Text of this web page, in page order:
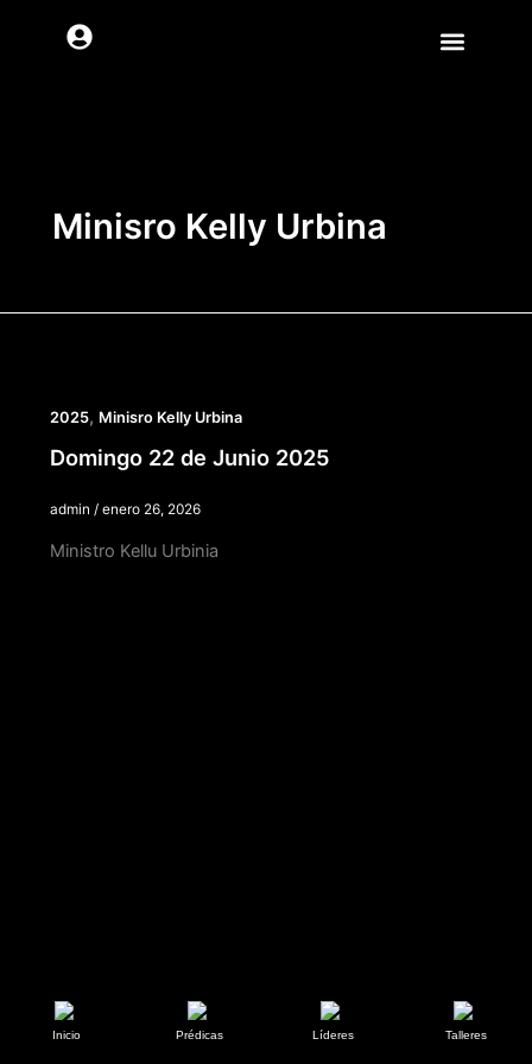
Minisro Kelly Urbina
2025, Minisro Kelly Urbina
Domingo 22 de Junio 2025
admin / enero 26, 2026
Ministro Kellu Urbinia
Inicio Prédicas Líderes Talleres